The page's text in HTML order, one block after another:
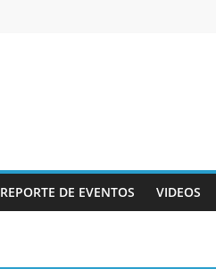
REPORTE DE EVENTOS VIDEOS